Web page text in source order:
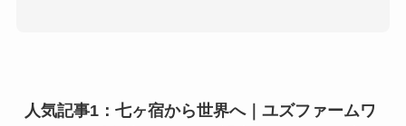
人気記事1：七ヶ宿から世界へ｜ユズファームワ